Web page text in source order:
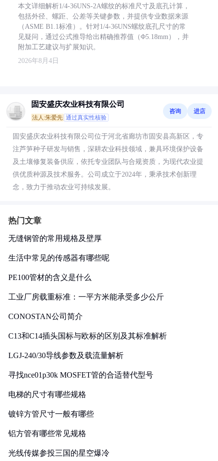
本文详细解析1/4-36UNS-2A螺纹的标准尺寸及底孔计算，
包括外径、螺距、公差等关键参数，并提供专业数据来源
（ASME B1.1标准）。针对1/4-36UNS螺纹底孔尺寸的常
见疑问，通过公式推导给出精确推荐值（Φ5.18mm），并
附加工艺建议与扩展知识。
2026年8月4日
固安盛庆农业科技有限公司
法人:朱爱先 通过真实性核验
咨询 进店
固安盛庆农业科技有限公司位于河北省廊坊市固安县高新区，专
注芦笋种子研发与销售，深耕农业科技领域，兼具环境保护设备
及土壤修复装备供应，依托专业团队与合规资质，为现代农业提
供优质种源及技术服务。公司成立于2024年，秉承技术创新理
念，致力于推动农业可持续发展。
热门文章
无缝钢管的常用规格及壁厚
生活中常见的传感器有哪些呢
PE100管材的含义是什么
工业厂房载重标准：一平方米能承受多少公斤
CONOSTAN公司简介
C13和C14插头国标与欧标的区别及其标准解析
LGJ-240/30导线参数及载流量解析
寻找nce01p30k MOSFET管的合适替代型号
电梯的尺寸有哪些规格
镀锌方管尺寸一般有哪些
铝方管有哪些常见规格
光线传媒参投三国的星空爆冷